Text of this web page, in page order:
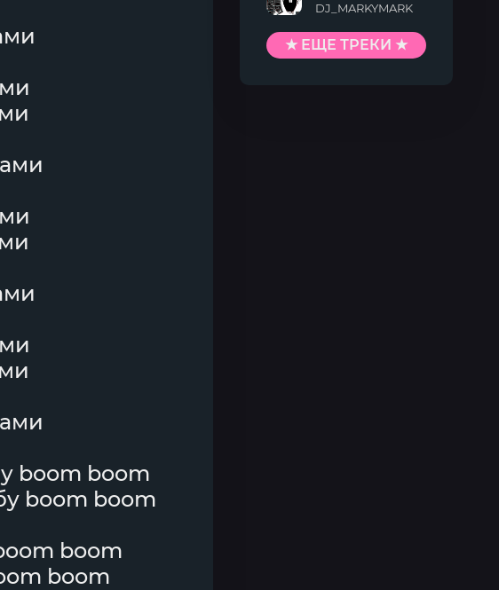
boom boom
boom boom
boom
boom
QUIMENTO
DJ_MARKYMARK
★ ЕЩЕ ТРЕКИ ★